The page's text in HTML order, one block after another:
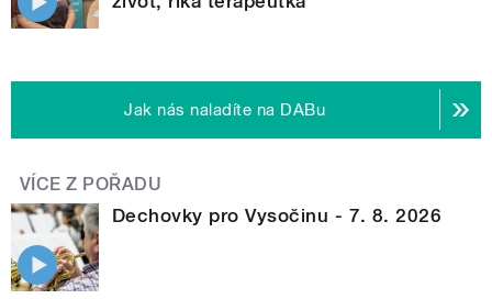
Jak nás naladíte na DABu
VÍCE Z POŘADU
Dechovky pro Vysočinu - 7. 8. 2026